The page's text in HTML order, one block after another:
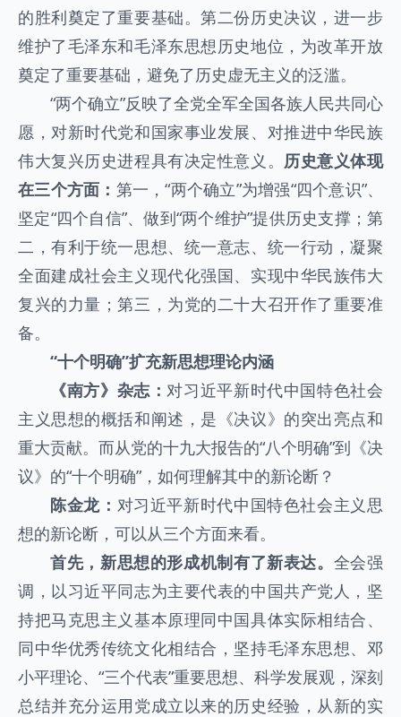
的胜利奠定了重要基础。第二份历史决议，进一步
维护了毛泽东和毛泽东思想历史地位，为改革开放
奠定了重要基础，避免了历史虚无主义的泛滥。
“两个确立”反映了全党全军全国各族人民共同心
愿，对新时代党和国家事业发展、对推进中华民族
伟大复兴历史进程具有决定性意义。 历史意义体现
在三个方面： 第一，“两个确立”为增强“四个意识”、
坚定“四个自信”、做到“两个维护”提供历史支撑；第
二，有利于统一思想、统一意志、统一行动，凝聚
全面建成社会主义现代化强国、实现中华民族伟大
复兴的力量；第三，为党的二十大召开作了重要准
备。
“十个明确”扩充新思想理论内涵
《南方》杂志：对习近平新时代中国特色社会
主义思想的概括和阐述，是《决议》的突出亮点和
重大贡献。而从党的十九大报告的“八个明确”到《决
议》的“十个明确”，如何理解其中的新论断？
陈金龙： 对习近平新时代中国特色社会主义思
想的新论断，可以从三个方面来看。
首先，新思想的形成机制有了新表达。 全会强
调，以习近平同志为主要代表的中国共产党人，坚
持把马克思主义基本原理同中国具体实际相结合、
同中华优秀传统文化相结合，坚持毛泽东思想、邓
小平理论、“三个代表”重要思想、科学发展观，深刻
总结并充分运用党成立以来的历史经验，从新的实